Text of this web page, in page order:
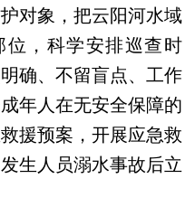
对象，把云阳河水域
，科学安排巡查时
确、不留盲点、工作
年人在无安全保障的
援预案，开展应急救
生人员溺水事故后立